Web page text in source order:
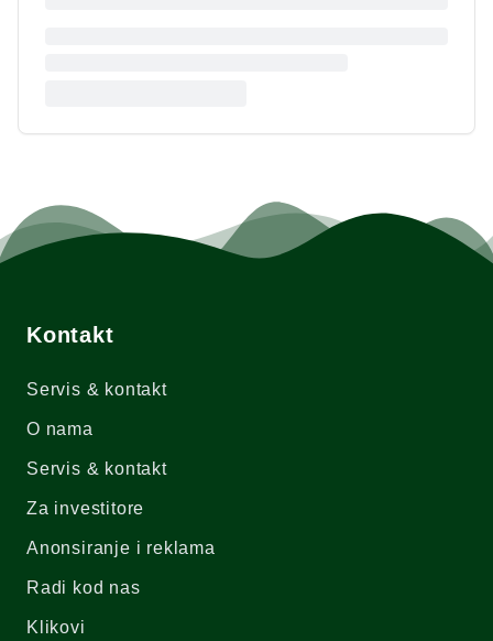
Kontakt
Servis & kontakt
O nama
Servis & kontakt
Za investitore
Anonsiranje i reklama
Radi kod nas
Klikovi